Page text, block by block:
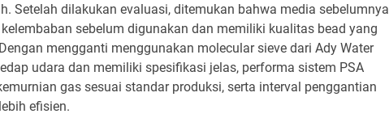
Setelah dilakukan evaluasi, ditemukan bahwa media sebelumnya
sebelum digunakan dan memiliki kualitas bead yang
mengganti menggunakan molecular sieve dari Ady Water
udara dan memiliki spesifikasi jelas, performa sistem PSA
gas sesuai standar produksi, serta interval penggantian
efisien.